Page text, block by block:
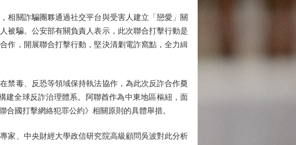
關詐騙團夥通過社交平台與受害人建立「戀愛」關
被騙。公安部有關負責人表示，此次聯合打擊行動是
作，開展聯合打擊行動，堅決清剿電詐窩點，全力緝
毒、反恐等領域保持執法協作，為此次反詐合作奠
建全球反詐治理體系。阿聯酋作為中東地區樞紐，面
國打擊網絡犯罪公約》相關原則的具體舉措。
、中央財經大學政信研究院高級顧問吳波對此分析